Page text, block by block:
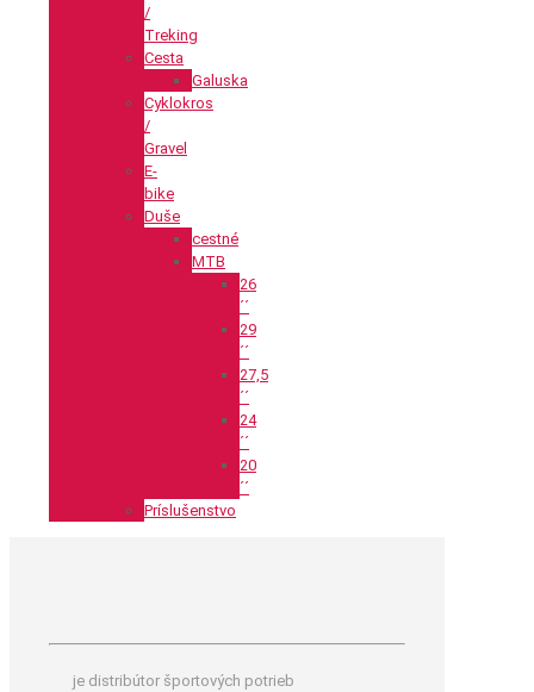
/
Treking
Cesta
Galuska
Cyklokros
/
Gravel
E-
bike
Duše
cestné
MTB
26
´´
29
´´
27,5
´´
24
´´
20
´´
Príslušenstvo
je distribútor športových potrieb